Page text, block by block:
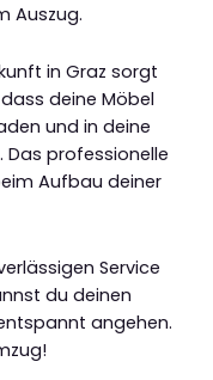
Auszug.
in Graz sorgt
deine Möbel
und in deine
professionelle
Aufbau deiner
Service
du deinen
angehen.